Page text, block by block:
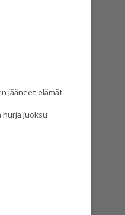
jääneet elämät
hurja juoksu